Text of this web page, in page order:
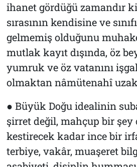
ihanet gördüğü zamandır
sırasının kendisine ve
gelmemiş olduğunu
mutlak kayıt dışında, öz
yumruk ve öz vatanını
olmaktan nâmütenahî
● Büyük Doğu idealinin
şirret değil, mahçup bir şey
kestirecek kadar ince bir
terbiye, vakâr, muaşeret